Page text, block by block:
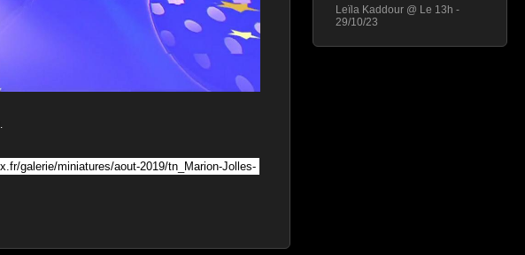
Leïla Kaddour @ Le 13h -
29/10/23